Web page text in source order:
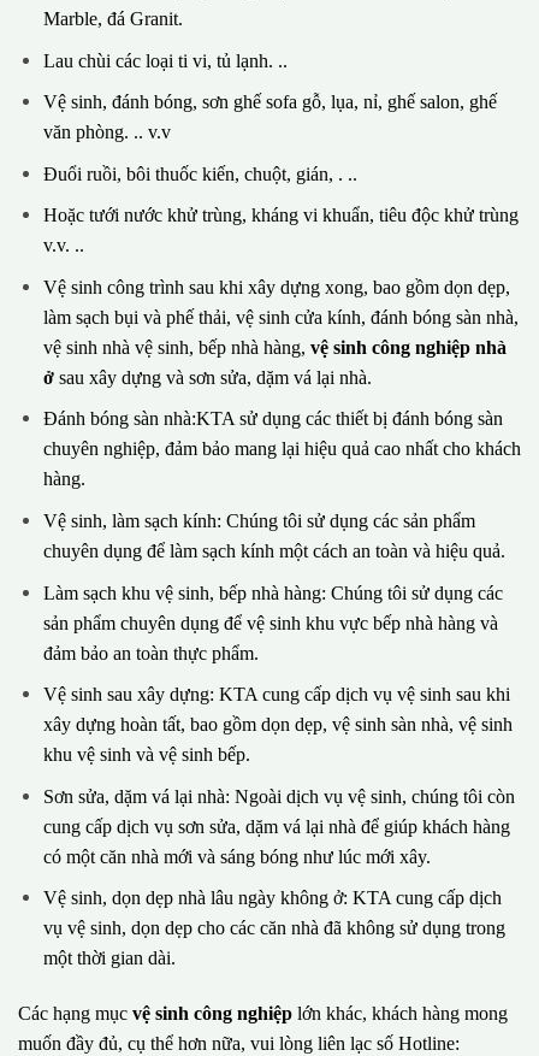
Marble, đá Granit.
Lau chùi các loại ti vi, tủ lạnh. ..
Vệ sinh, đánh bóng, sơn ghế sofa gỗ, lụa, nỉ, ghế salon, ghế
văn phòng. .. v.v
Đuổi ruồi, bôi thuốc kiến, chuột, gián, . ..
Hoặc tưới nước khử trùng, kháng vi khuẩn, tiêu độc khử trùng
v.v. ..
Vệ sinh công trình sau khi xây dựng xong, bao gồm dọn dẹp,
làm sạch bụi và phế thải, vệ sinh cửa kính, đánh bóng sàn nhà,
vệ sinh nhà vệ sinh, bếp nhà hàng, vệ sinh công nghiệp nhà
ởsau xây dựng và sơn sửa, dặm vá lại nhà.
Đánh bóng sàn nhà:KTA sử dụng các thiết bị đánh bóng sàn
chuyên nghiệp, đảm bảo mang lại hiệu quả cao nhất cho khách
hàng.
Vệ sinh, làm sạch kính: Chúng tôi sử dụng các sản phẩm
chuyên dụng để làm sạch kính một cách an toàn và hiệu quả.
Làm sạch khu vệ sinh, bếp nhà hàng: Chúng tôi sử dụng các
sản phẩm chuyên dụng để vệ sinh khu vực bếp nhà hàng và
đảm bảo an toàn thực phẩm.
Vệ sinh sau xây dựng: KTA cung cấp dịch vụ vệ sinh sau khi
xây dựng hoàn tất, bao gồm dọn dẹp, vệ sinh sàn nhà, vệ sinh
khu vệ sinh và vệ sinh bếp.
Sơn sửa, dặm vá lại nhà: Ngoài dịch vụ vệ sinh, chúng tôi còn
cung cấp dịch vụ sơn sửa, dặm vá lại nhà để giúp khách hàng
có một căn nhà mới và sáng bóng như lúc mới xây.
Vệ sinh, dọn dẹp nhà lâu ngày không ở: KTA cung cấp dịch
vụ vệ sinh, dọn dẹp cho các căn nhà đã không sử dụng trong
một thời gian dài.
Các hạng mục vệ sinh công nghiệp lớn khác, khách hàng mong
muốn đầy đủ, cụ thể hơn nữa, vui lòng liên lạc số Hotline: